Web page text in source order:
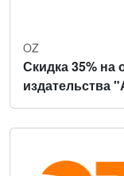
OZ
Скидка 35% на
издательства